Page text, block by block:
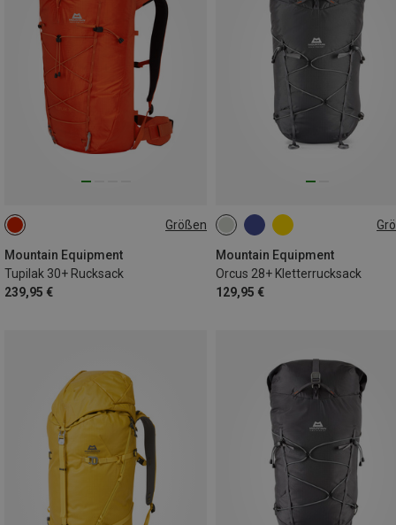
Größen
Mountain Equipment
Tupilak 30+ Rucksack
239,95 €
30L+
Mountain Equipment
Orcus 28+ Kletterrucksack
129,95 €
28L+